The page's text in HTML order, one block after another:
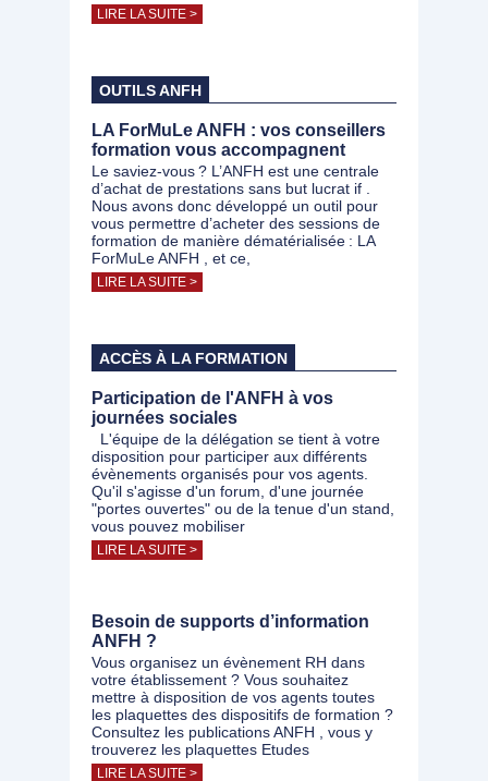
LIRE LA SUITE >
OUTILS ANFH
LA ForMuLe ANFH : vos conseillers
formation vous accompagnent
Le saviez-vous ? L’ANFH est une centrale
d’achat de prestations sans but lucrat if .
Nous avons donc développé un outil pour
vous permettre d’acheter des sessions de
formation de manière dématérialisée : LA
ForMuLe ANFH , et ce,
LIRE LA SUITE >
ACCÈS À LA FORMATION
Participation de l'ANFH à vos
journées sociales
L'équipe de la délégation se tient à votre
disposition pour participer aux différents
évènements organisés pour vos agents.
Qu'il s'agisse d'un forum, d'une journée
"portes ouvertes" ou de la tenue d'un stand,
vous pouvez mobiliser
LIRE LA SUITE >
Besoin de supports d’information
ANFH ?
Vous organisez un évènement RH dans
votre établissement ? Vous souhaitez
mettre à disposition de vos agents toutes
les plaquettes des dispositifs de formation ?
Consultez les publications ANFH , vous y
trouverez les plaquettes Etudes
LIRE LA SUITE >